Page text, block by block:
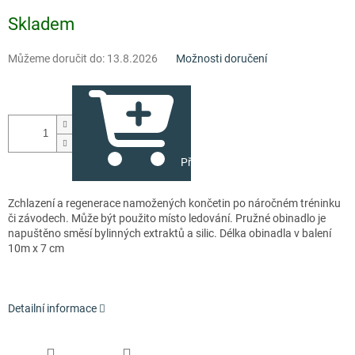
cena:
Skladem
Můžeme doručit do: 13.8.2026 Možnosti doručení
Přidat do košíku
Zchlazení a regenerace namožených končetin po náročném tréninku
či závodech. Může být použito místo ledování. Pružné obinadlo je
napuštěno směsí bylinných extraktů a silic. Délka obinadla v balení
10m x 7 cm
Detailní informace